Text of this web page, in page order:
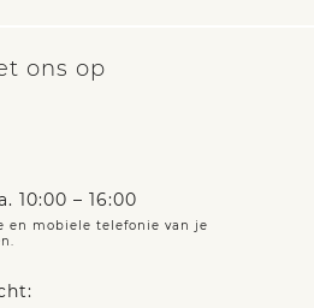
ons op
10:00 – 16:00
en mobiele telefonie van je